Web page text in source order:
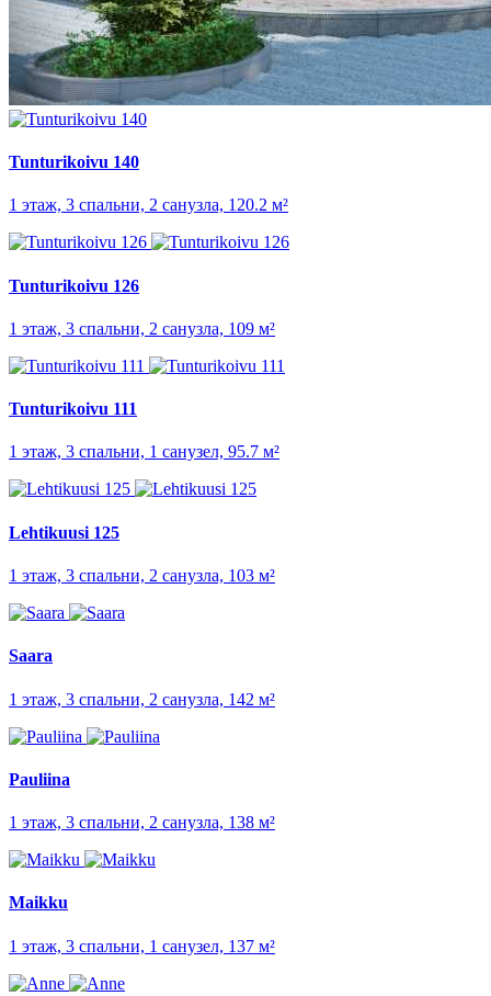
Tunturikoivu 140
1 этаж, 3 спальни, 2 санузла, 120.2 м²
Tunturikoivu 126
1 этаж, 3 спальни, 2 санузла, 109 м²
Tunturikoivu 111
1 этаж, 3 спальни, 1 санузел, 95.7 м²
Lehtikuusi 125
1 этаж, 3 спальни, 2 санузла, 103 м²
Saara
1 этаж, 3 спальни, 2 санузла, 142 м²
Pauliina
1 этаж, 3 спальни, 2 санузла, 138 м²
Maikku
1 этаж, 3 спальни, 1 санузел, 137 м²